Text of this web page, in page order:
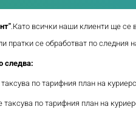
.Като всички наши клиенти ще се
пратки се обработват по следния
следва:
по тарифния план на
таксува по тарифния план на